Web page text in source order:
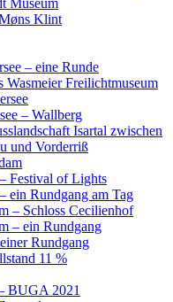
Museum
Klint
– eine Runde
Wasmeier Freilichtmuseum
– Wallberg
Isartal zwischen
und Vorderriß
Festival of Lights
ein Rundgang am Tag
– Schloss Cecilienhof
– ein Rundgang
Rundgang
11 %
BUGA 2021